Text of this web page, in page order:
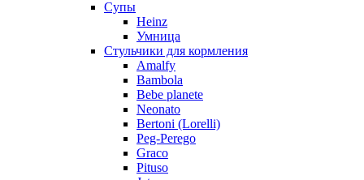
Супы
Heinz
Умница
Стульчики для кормления
Amalfy
Bambola
Bebe planete
Neonato
Bertoni (Lorelli)
Peg-Perego
Graco
Pituso